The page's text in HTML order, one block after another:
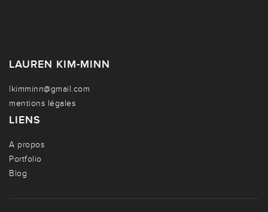
LAUREN KIM-MINN
lkimminn@gmail.com
mentions légales
LIENS
A propos
Portfolio
Blog